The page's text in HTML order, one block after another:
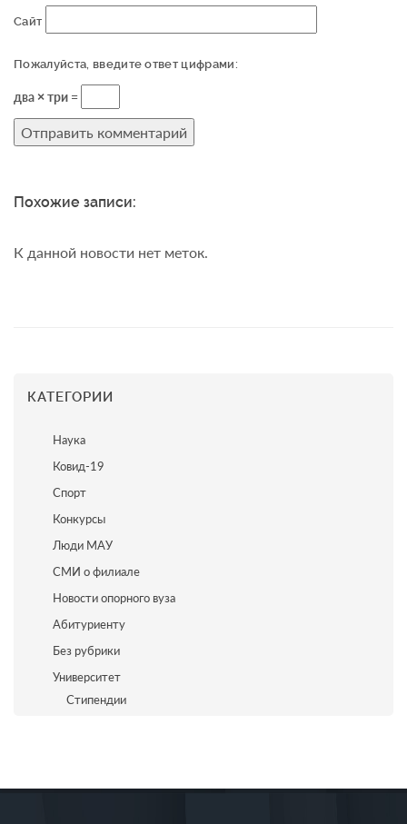
Сайт
Пожалуйста, введите ответ цифрами:
два × три =
Похожие записи:
К данной новости нет меток.
КАТЕГОРИИ
Наука
Ковид-19
Спорт
Конкурсы
Люди МАУ
СМИ о филиале
Новости опорного вуза
Абитуриенту
Без рубрики
Университет
Стипендии